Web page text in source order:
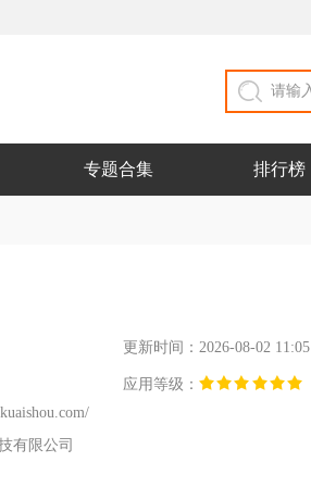
专题合集 排行榜
更新时间：2026-08-02 11:05
应用等级：
有限公司